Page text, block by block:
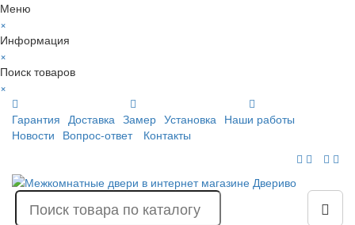
Меню
×
Информация
×
Поиск товаров
×
Гарантия Доставка Замер Установка Наши работы
Новости Вопрос-ответ Контакты